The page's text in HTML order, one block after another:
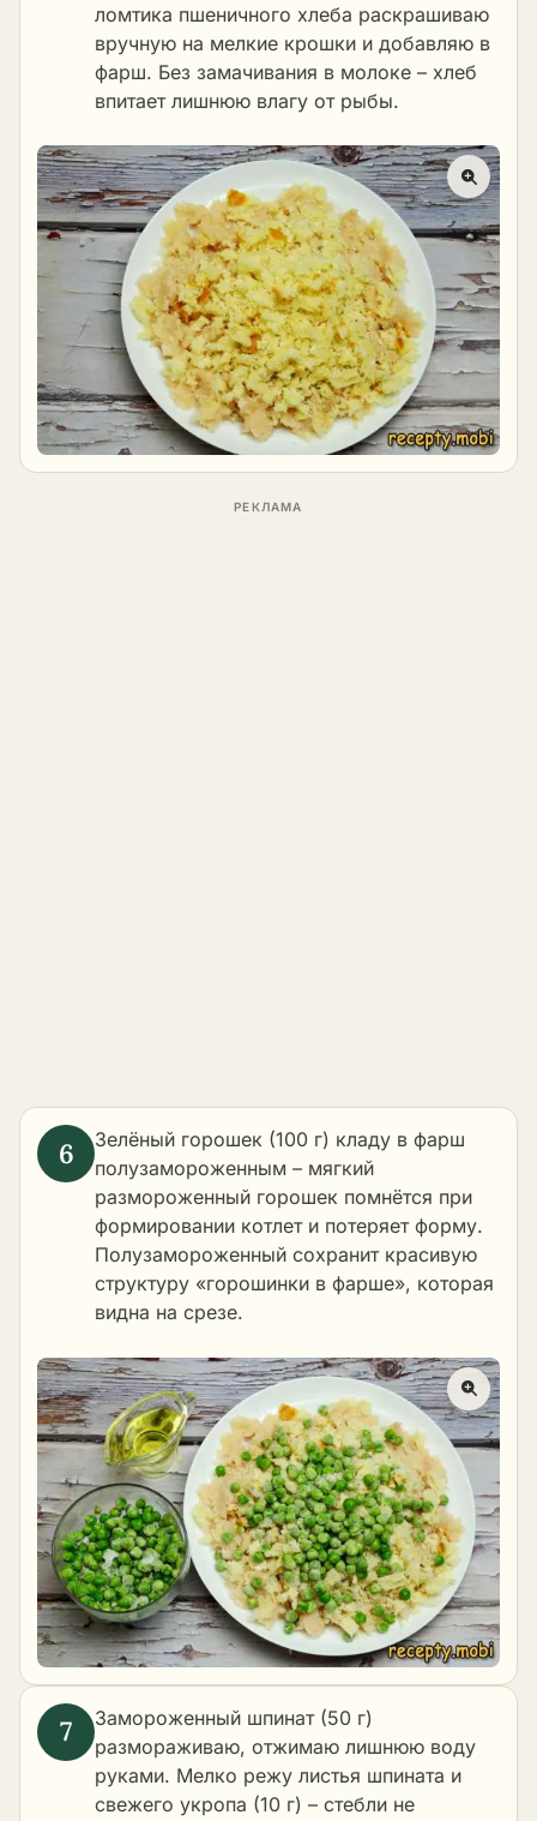
ломтика пшеничного хлеба раскрашиваю
вручную на мелкие крошки и добавляю в
фарш. Без замачивания в молоке – хлеб
впитает лишнюю влагу от рыбы.
Зелёный горошек (100 г) кладу в фарш
полузамороженным – мягкий
размороженный горошек помнётся при
формировании котлет и потеряет форму.
Полузамороженный сохранит красивую
структуру «горошинки в фарше», которая
видна на срезе.
Замороженный шпинат (50 г)
размораживаю, отжимаю лишнюю воду
руками. Мелко режу листья шпината и
свежего укропа (10 г) – стебли не